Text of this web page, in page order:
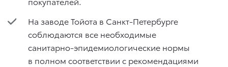
На заводе Тойота в Санкт-Петербурге
соблюдаются все необходимые
санитарно-эпидемиологические нормы
в полном соответствии с рекомендациями